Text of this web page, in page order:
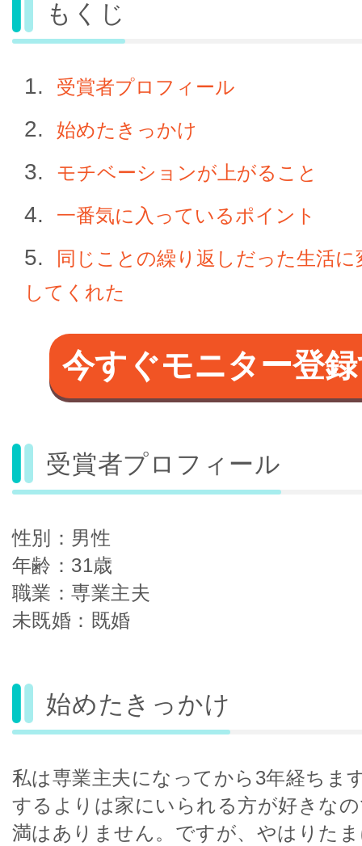
もくじ
受賞者プロフィール
始めたきっかけ
モチベーションが上がること
一番気に入っているポイント
同じことの繰り返しだった生活
してくれた
今すぐモニター登
受賞者プロフィール
性別：男性
年齢：31歳
職業：専業主夫
未既婚：既婚
始めたきっかけ
私は専業主夫になってから3年経ちま
するよりは家にいられる方が好きな
満はありません。ですが、やはりた